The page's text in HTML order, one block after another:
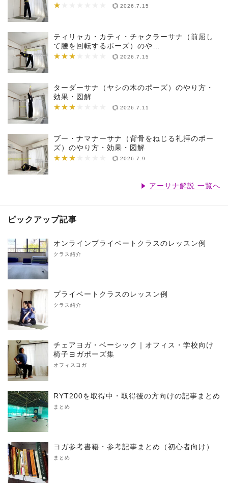
★
★★★★★★★ 2026.7.15
ティリャカ・カティ・チャクラーサナ（前屈し
て腰を回転するポーズ）のや…
★★★
★★★★★★★ 2026.7.15
ターダーサナ（ヤシの木のポーズ）のやり方・
効果・図解
★★★
★★★★★★★ 2026.7.11
ブー・ナマナーサナ（背骨をねじる礼拝のポー
ズ）のやり方・効果・図解
★★★
★★★★★★★ 2026.7.9
アーサナ解説 一覧へ
ピックアップ記事
オンラインプライベートクラスのレッスン例
クラス紹介
プライベートクラスのレッスン例
クラス紹介
チェアヨガ・ベーシック｜オフィス・学校向け
椅子ヨガポーズ集
オフィスヨガ
RYT200を取得中・取得後の方向けの記事まとめ
まとめ
ヨガ参考書籍・参考記事まとめ（初心者向け）
まとめ